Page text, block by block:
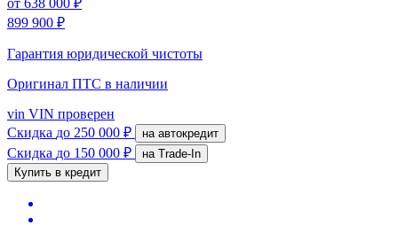
899 900 ₽
Гарантия юридической чистоты
Оригинал ПТС в наличии
vin VIN проверен
Скидка до 250 000 ₽ на автокредит
Скидка до 150 000 ₽
на Trade-In
Купить в кредит